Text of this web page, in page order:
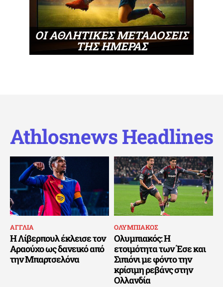
ΟΙ ΑΘΛΗΤΙΚΕΣ ΜΕΤΑΔΟΣΕΙΣ
ΤΗΣ ΗΜΕΡΑΣ
Athlosnews Headlines
ΑΓΓΛΙΑ
Η Λίβερπουλ έκλεισε τον
Αραούχο ως δανεικό από
την Μπαρτσελόνα
ΟΛΥΜΠΙΑΚΟΣ
Ολυμπιακός: Η
ετοιμότητα των Έσε και
Σιπιόνι με φόντο την
κρίσιμη ρεβάνς στην
Ολλανδία